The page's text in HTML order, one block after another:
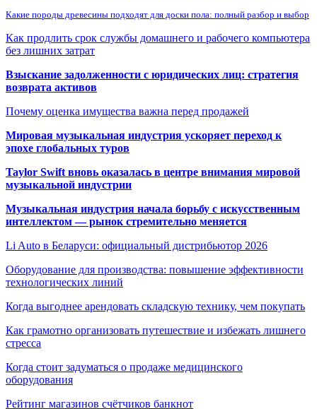
Какие породы древесины подходят для доски пола: полный разбор и выбор
Как продлить срок службы домашнего и рабочего компьютера
без лишних затрат
Взыскание задолженности с юридических лиц: стратегия
возврата активов
Почему оценка имущества важна перед продажей
Мировая музыкальная индустрия ускоряет переход к
эпохе глобальных туров
Taylor Swift вновь оказалась в центре внимания мировой
музыкальной индустрии
Музыкальная индустрия начала борьбу с искусственным
интеллектом — рынок стремительно меняется
Li Auto в Беларуси: официальный дистрибьютор 2026
Оборудование для производства: повышение эффективности
технологических линий
Когда выгоднее арендовать складскую технику, чем покупать
Как грамотно организовать путешествие и избежать лишнего
стресса
Когда стоит задуматься о продаже медицинского
оборудования
Рейтинг магазинов счётчиков банкнот